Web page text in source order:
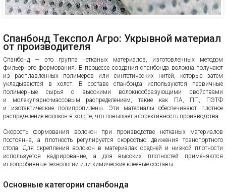
Спанбонд Текспол Агро: Укрывной материал
от производителя
Спанбонд — это группа нетканых материалов, изготовленных методом
фильерного формования. В процессе создания спанбонда волокна получают
из расплавленных полимеров или синтетических нитей, которые затем
укладываются в холст. В составе спанбонда используются первичные
полимерные сырья с высокими волокнообразующими свойствами
и молекулярно-массовым распределением, такие как ПА, ПП, ПЭТФ
и изотактические полипропилены. Эти материалы обеспечивают плотное
распределение волокон в холсте, что повышает эффективность производства.
Скорость формования волокон при производстве нетканых материалов
постоянна, а плотность регулируется скоростью движения транспортного
стола. Для скрепления волокон в материалах средней и низкой плотности
используется кадрирование, а для высоких плотностей применяются
иглопробивные технологии или химические клеевые составы.
Основные категории спанбонда